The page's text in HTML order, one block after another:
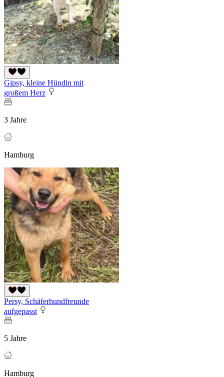
Gipsy, kleine Hündin mit
großem Herz
3 Jahre
Hamburg
Persy, Schäferhundfreunde
aufgepasst
5 Jahre
Hamburg